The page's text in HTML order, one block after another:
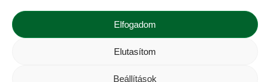
Elfogadom
Elutasítom
Beállítások
Megosztás